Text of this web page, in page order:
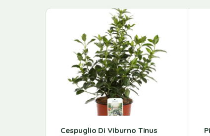
Cespuglio Di Viburno Tinus